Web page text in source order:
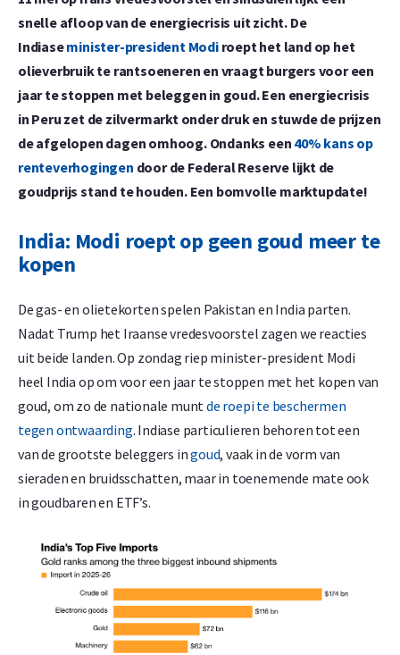
snelle afloop van de energiecrisis uit zicht. De
Indiaseminister-president Modiroept het land op het
olieverbruik te rantsoeneren en vraagt burgers voor een
jaar te stoppen met beleggen in goud. Een energiecrisis
in Peru zet de zilvermarkt onder druk en stuwde de prijzen
de afgelopen dagen omhoog. Ondanks een 40% kans op
renteverhogingen door de Federal Reserve lijkt de
goudprijs stand te houden. Een bomvolle marktupdate!
India: Modi roept op geen goud meer te
kopen
De gas- en olietekorten spelen Pakistan en India parten.
Nadat Trump het Iraanse vredesvoorstel zagen we reacties
uit beide landen. Op zondag riep minister-president Modi
heel India op om voor een jaar te stoppen met het kopen van
goud, om zo de nationale muntde roepi te beschermen
tegen ontwaarding. Indiase particulieren behoren tot een
van de grootste beleggers ingoud, vaak in de vorm van
sieraden en bruidsschatten, maar in toenemende mate ook
in goudbaren en ETF’s.